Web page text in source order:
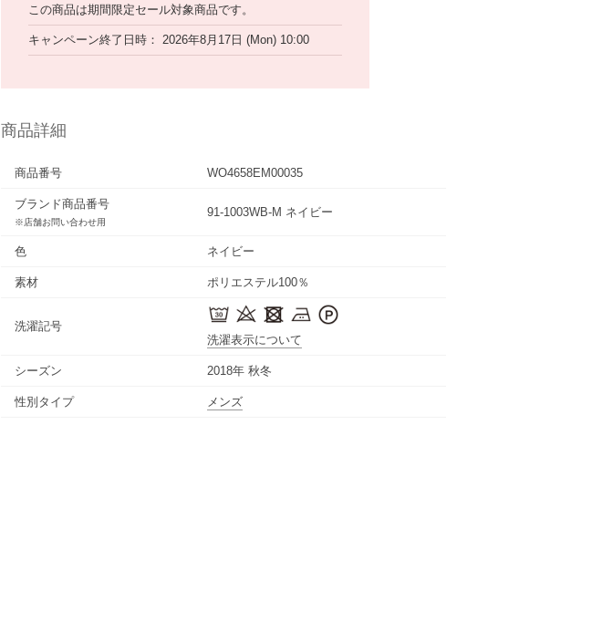
この商品は期間限定セール対象商品です。
キャンペーン終了日時 2026年8月17日 (Mon) 10:00
商品詳細
商品番号 WO4658EM00035
ブランド商品番号
※店舗お問い合わせ用
91-1003WB-M ネイビー
色 ネイビー
素材 ポリエステル100％
洗濯記号
洗濯表示について
シーズン 2018年 秋冬
性別タイプ メンズ